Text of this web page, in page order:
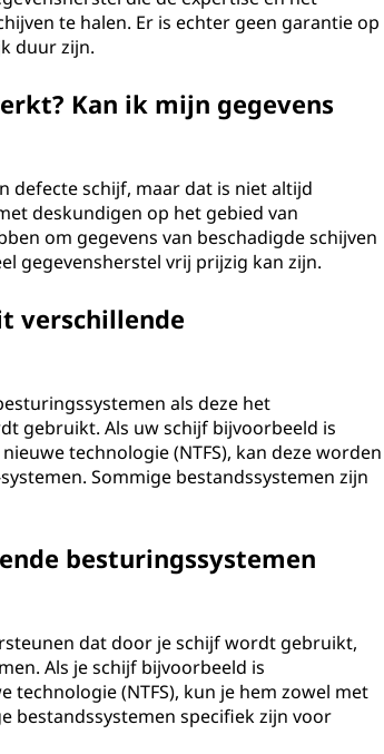
te halen. Er is echter geen garantie op
duur zijn.
Kan ik mijn gegevens
defecte schijf, maar dat is niet altijd
deskundigen op het gebied van
om gegevens van beschadigde schijven
gegevensherstel vrij prijzig kan zijn.
verschillende
als deze het
gebruikt. Als uw schijf bijvoorbeeld is
technologie (NTFS), kan deze worden
Sommige bestandssystemen zijn
besturingssystemen
dat door je schijf wordt gebruikt,
Als je schijf bijvoorbeeld is
(NTFS), kun je hem zowel met
bestandssystemen specifiek zijn voor